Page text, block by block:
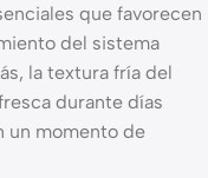
que favorecen
del sistema
la textura fría del
durante días
un momento de